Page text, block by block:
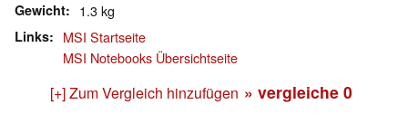
Gewicht 1.3 kg
Links
MSI Startseite
MSI Notebooks Übersichtseite
[+] Zum Vergleich hinzufügen » vergleiche 0